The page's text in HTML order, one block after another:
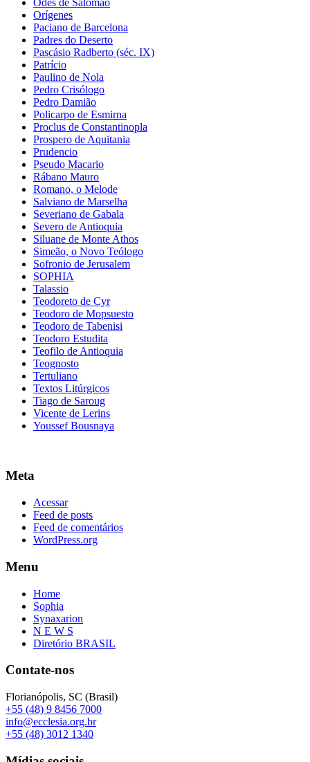
Orígenes
Paciano de Barcelona
Padres do Deserto
Pascásio Radberto (séc. IX)
Patrício
Paulino de Nola
Pedro Crisólogo
Pedro Damião
Policarpo de Esmirna
Proclus de Constantinopla
Prospero de Aquitania
Prudencio
Pseudo Macario
Rábano Mauro
Romano, o Melode
Salviano de Marselha
Severiano de Gabala
Severo de Antioquia
Siluane de Monte Athos
Simeão, o Novo Teólogo
Sofronio de Jerusalem
SOPHIA
Talassio
Teodoreto de Cyr
Teodoro de Mopsuesto
Teodoro de Tabenisi
Teodoro Estudita
Teofilo de Antioquia
Teognosto
Tertuliano
Textos Litúrgicos
Tiago de Saroug
Vicente de Lerins
Youssef Bousnaya
Meta
Acessar
Feed de posts
Feed de comentários
WordPress.org
Menu
Home
Sophia
Synaxarion
N E W S
Diretório BRASIL
Contate-nos
Florianópolis, SC (Brasil)
+55 (48) 9 8456 7000
info@ecclesia.org.br
+55 (48) 3012 1340